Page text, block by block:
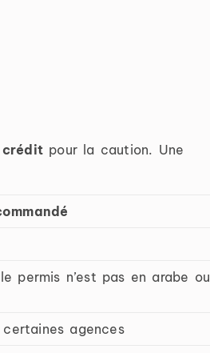
pour la caution. Une
permis n’est pas en arabe ou
agences